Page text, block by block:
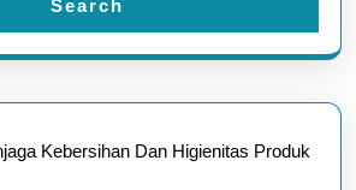
Search
Kebersihan Dan Higienitas Produk